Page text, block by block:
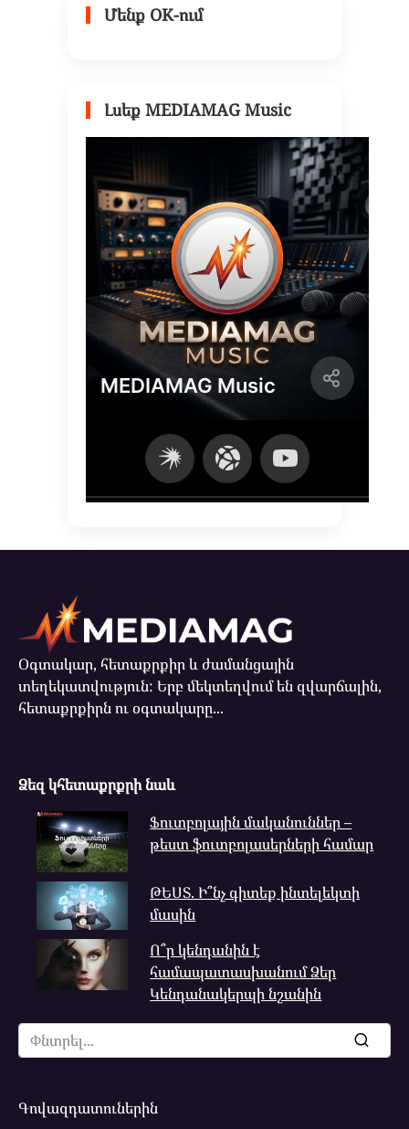
Մենք OK-ում
Լսեք MEDIAMAG Music
Օգտակար, հետաքրքիր և ժամանցային
տեղեկատվություն: Երբ մեկտեղվում են զվարճալին,
հետաքրքիրն ու օգտակարը...
Ձեզ կհետաքրքրի նաև
Ֆուտբոլային մականուններ –
թեստ ֆուտբոլասերների համար
ԹԵՍՏ. Ի՞նչ գիտեք ինտելեկտի
մասին
Ո՞ր կենդանին է
համապատասխանում Ձեր
Կենդանակերպի նշանին
Search
for:
Գովազդատուներին